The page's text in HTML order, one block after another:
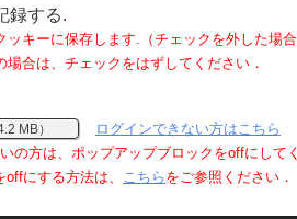
録する.
ッキーに保存します.（チェックを外した場
場合は、チェックをはずしてください．
MB）
ログインできない方はこちら
の方は、ポップアップブロックをoffにして
にする方法は、 こちら をご参照ください．